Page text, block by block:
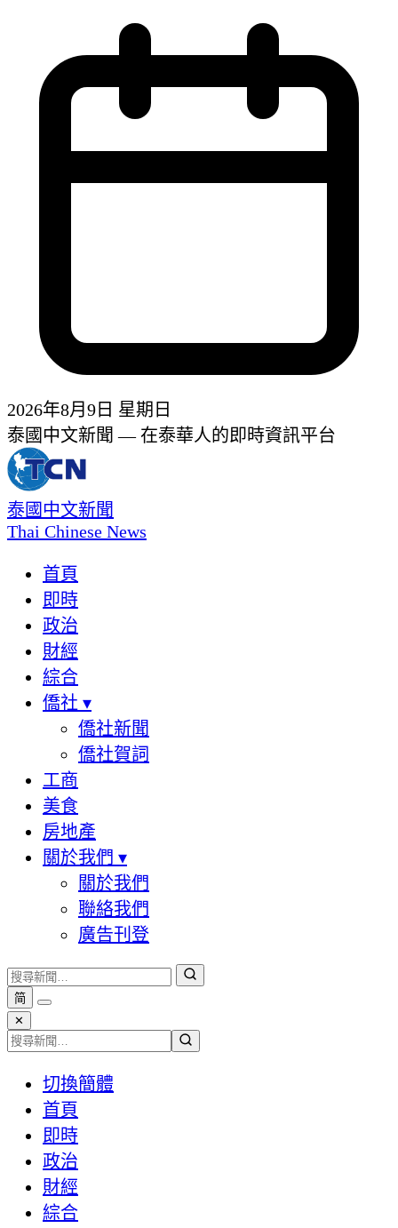
2026年8月9日 星期日
泰國中文新聞 — 在泰華人的即時資訊平台
泰國中文新聞
Thai Chinese News
首頁
即時
政治
財經
綜合
僑社 ▾
僑社新聞
僑社賀詞
工商
美食
房地產
關於我們 ▾
關於我們
聯絡我們
廣告刊登
简
✕
切換簡體
首頁
即時
政治
財經
綜合